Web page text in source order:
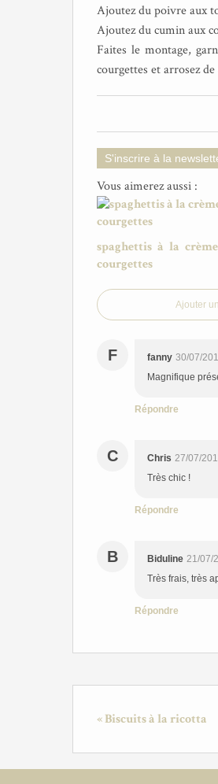
Ajoutez du poivre aux
Ajoutez du cumin aux
Faites le montage,
courgettes et arrosez de
S'inscrire à la
Vous aimerez aussi :
spaghettis à la
courgettes
Ajouter
F fanny 30/07/
Magnifique
Répondre
C Chris 27/07/
Très chic !
Répondre
B Biduline 21/07/
Très frais, très
Répondre
« Biscuits à la ricotta